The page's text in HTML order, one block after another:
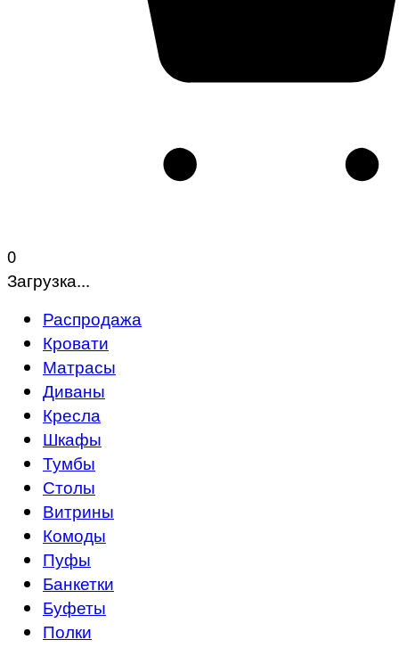
0
Загрузка...
Распродажа
Кровати
Матрасы
Диваны
Кресла
Шкафы
Тумбы
Столы
Витрины
Комоды
Пуфы
Банкетки
Буфеты
Полки